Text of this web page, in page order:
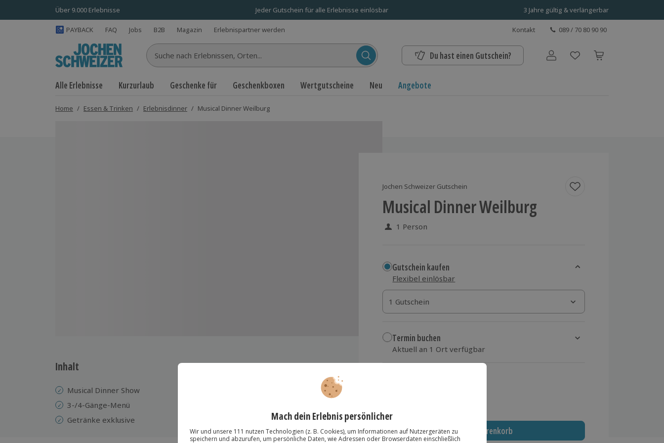
Über 9.000 Erlebnisse Jeder Gutschein für alle Erlebnisse einlösbar 3 Jahre gültig & verlängerbar
PAYBACK FAQ Jobs B2B Magazin Erlebnispartner werden Kontakt 089 / 70 80 90 90
Suche nach Erlebnissen... Du hast einen Gutschein? Benutzerkonto
Alle Erlebnisse Kurzurlaub Geschenke für Geschenkboxen Wertgutscheine Neu Angebote
Home / Essen & Trinken / Erlebnisdinner / Musical Dinner Weilburg
Jochen Schweizer Gutschein
Musical Dinner Weilburg
1 Person
Gutschein kaufen
Flexibel einlösbar
1 Gutschein
1 Gutschein
1 Gutschein
Termin buchen
Aktuell an 1 Ort verfügbar
Wähle im nächsten Schritt einen Termin aus
In den Warenkorb
Inhalt
Musical Dinner Show
3-/4-Gänge-Menü
Getränke exklusive